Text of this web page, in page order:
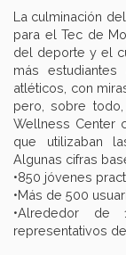
La culminación
para el Tec de
del deporte y el
más
atléticos, con
pero, sobre
Wellness Center
que utilizaban
Algunas cifras
•850 jóvenes
•Más de 500
•Alrededor
representativos